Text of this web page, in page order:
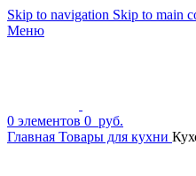
Skip to navigation Skip to main
Меню
0 элементов 0 руб.
Главная Товары для кухни